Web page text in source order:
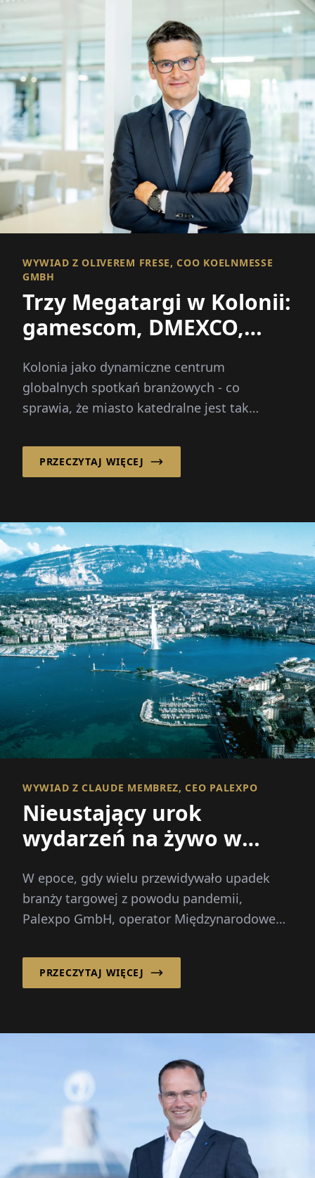
WYWIAD Z OLIVEREM FRESE, COO KOELNMESSE
GMBH
Trzy Megatargi w Kolonii:
gamescom, DMEXCO,
Kolonia jako dynamiczne centrum
globalnych spotkań branżowych - co
sprawia, że miasto katedralne jest tak
jak gamescom, DMEXCO czy Anuga?
PRZECZYTAJ WIĘCEJ
WYWIAD Z CLAUDE MEMBREZ, CEO PALEXPO
Nieustający urok
wydarzeń na żywo w
W epoce, gdy wielu przewidywało upadek
branży targowej z powodu pandemii,
Palexpo GmbH, operator Międzynarodowego
PRZECZYTAJ WIĘCEJ